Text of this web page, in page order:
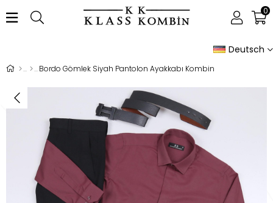
Deutsch
0
Bordo Gömlek Siyah Pantolon Ayakkabı Kombin